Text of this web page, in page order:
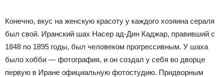
Конечно, вкус на женскую красоту у каждого хозяина сераля
был свой. Иранский шах Насер ад-Дин Каджар, правивший с
1848 по 1895 годы, был человеком прогрессивным. У шаха
было хобби — фотография, и он создал у себя во дворце
первую в Иране официальную фотостудию. Придворным